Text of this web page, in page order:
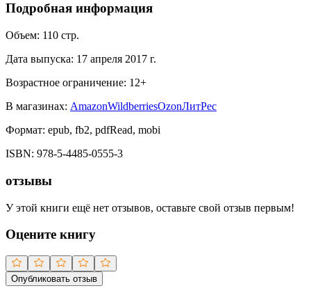
Подробная информация
Объем: 110 стр.
Дата выпуска: 17 апреля 2017 г.
Возрастное ограничение: 12+
В магазинах: AmazonWildberriesOzonЛитРес
Формат: epub, fb2, pdfRead, mobi
ISBN: 978-5-4485-0555-3
отзывы
У этой книги ещё нет отзывов, оставьте свой отзыв первым!
Оцените книгу
Опубликовать отзыв